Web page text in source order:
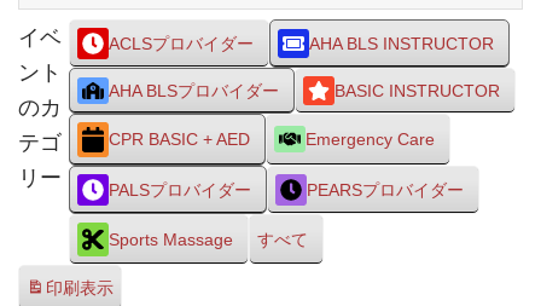
イベ
ント
のカ
テゴ
リー
ACLSプロバイダー AHA BLS INSTRUCTOR
AHA BLSプロバイダー BASIC INSTRUCTOR
CPR BASIC + AED Emergency Care
PALSプロバイダー PEARSプロバイダー
Sports Massage すべて
印刷表示